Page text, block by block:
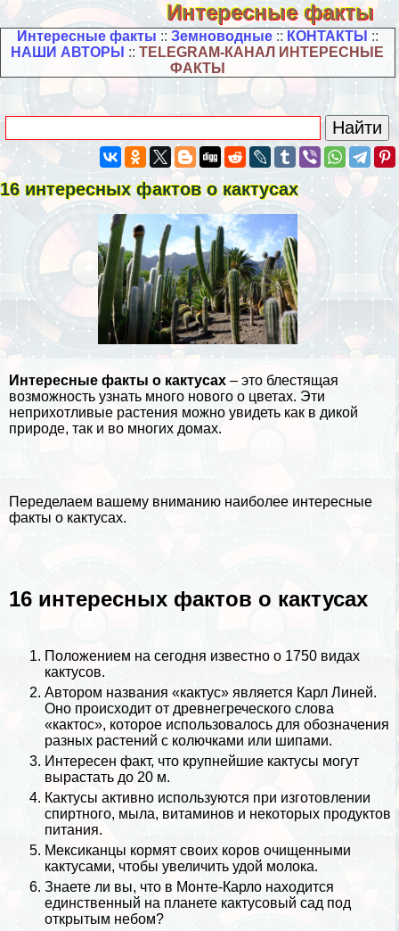
Интересные факты
Интересные факты :: Земноводные:: КОНТАКТЫ ::
НАШИ АВТОРЫ ::TELEGRAM-КАНАЛ ИНТЕРЕСНЫЕ
ФАКТЫ
16 интересных фактов о кактусах
Интересные факты о кактусах – это блестящая
возможность узнать много нового о цветах. Эти
неприхотливые растения можно увидеть как в дикой
природе, так и во многих домах.
Переделаем вашему вниманию наиболее интересные
факты о кактусах.
16 интересных фактов о кактусах
Положением на сегодня известно о 1750 видах
кактусов.
Автором названия «кактус» является Карл Линей.
Оно происходит от древнегреческого слова
«кактос», которое использовалось для обозначения
разных растений с колючками или шипами.
Интересен факт, что крупнейшие кактусы могут
вырастать до 20 м.
Кактусы активно используются при изготовлении
спиртного, мыла, витаминов и некоторых продуктов
питания.
Мексиканцы кормят своих коров очищенными
кактусами, чтобы увеличить удой молока.
Знаете ли вы, что в Монте-Карло находится
единственный на планете кактусовый сад под
открытым небом?